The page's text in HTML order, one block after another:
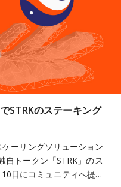
STRKのステーキング
ーリングソリューション
トークン「STRK」のス
日にコミュニティへ提…